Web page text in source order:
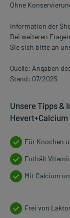
Ohne
Information der
Bei weiteren
Sie sich bitte an
Quelle: Angaben
Stand: 07/2025
Unsere Tipps &
Hevert+Calcium
Für Knochen
Enthält
Mit Calcium
Frei von